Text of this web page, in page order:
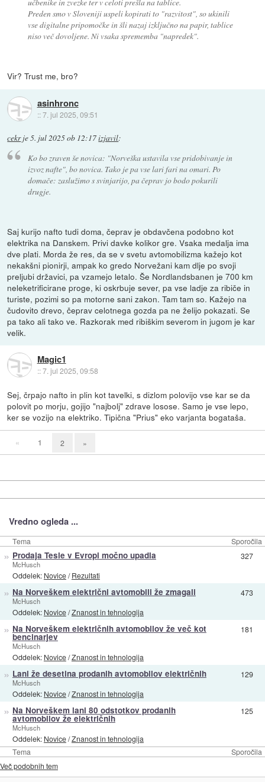
Preden smo v Sloveniji uspeli kopirati to "razvitost", so ukinili
vse digitalne pripomočke in šli nazaj izključno na papir, tablice
niso več dovoljene. Ni vsaka sprememba "napredek".
Vir? Trust me, bro?
asinhronc
::7. jul 2025, 09:51
cekrje5. jul 2025 ob 12:17izjavil:
Ko bo zraven še novica: "Norveška ustavila vse pridobivanje in
izvoz nafte", bo novica. Tako je pa vse lari fari na omari. Po
domače: zaslužimo s svinjarijo, pa čeprav jo bodo pokurili
drugje.
Saj kurijo nafto tudi doma, čeprav je obdavčena podobno kot
elektrika na Danskem. Privi davke kolikor gre. Vsaka medalja ima
dve plati. Morda že res, da se v svetu avtomobilizma kažejo kot
nekakšni pionirji, ampak ko gredo Norvežani kam dlje po svoji
preljubi državici, pa vzamejo letalo. Še Nordlandsbanen je 700 km
neleketrificirane proge, ki oskrbuje sever, pa vse ladje za ribiče in
turiste, pozimi so pa motorne sani zakon. Tam tam so. Kažejo na
čudovito drevo, čeprav celotnega gozda pa ne želijo pokazati. Se
pa tako ali tako ve. Razkorak med ribiškim severom in jugom je kar
velik.
Magic1
::7. jul 2025, 09:58
Sej, črpajo nafto in plin kot tavelki, s dizlom polovijo vse kar se da
polovit po morju, gojijo "najbolj" zdrave losose. Samo je vse lepo,
ker se vozijo na elektriko. Tipična "Prius" eko varjanta bogataša.
« 1 2 »
Vredno ogleda ...
Tema Sporočila
Tema Sporočila
» Prodaja Tesle v Evropi močno upadla
McHusch
Oddelek: Novice/Rezultati
327
» Na Norveškem električni avtomobili že zmagali
McHusch
Oddelek: Novice/Znanost in tehnologija
473
» Na Norveškem električnih avtomobilov že več kot
bencinarjev
McHusch
Oddelek: Novice/Znanost in tehnologija
181
» Lani že desetina prodanih avtomobilov električnih
McHusch
Oddelek: Novice/Znanost in tehnologija
129
» Na Norveškem lani 80 odstotkov prodanih
avtomobilov že električnih
McHusch
Oddelek: Novice/Znanost in tehnologija
125
Več podobnih tem